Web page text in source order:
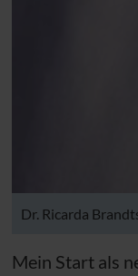
Dr. Ricarda
Mein Start als